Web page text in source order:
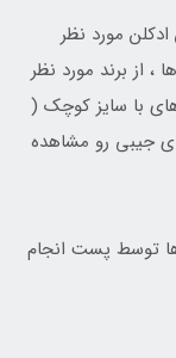
مورد نظر
، از برند مورد نظر
با سایز کوچک (
جیبی رو مشاهده
توسط پست انجام